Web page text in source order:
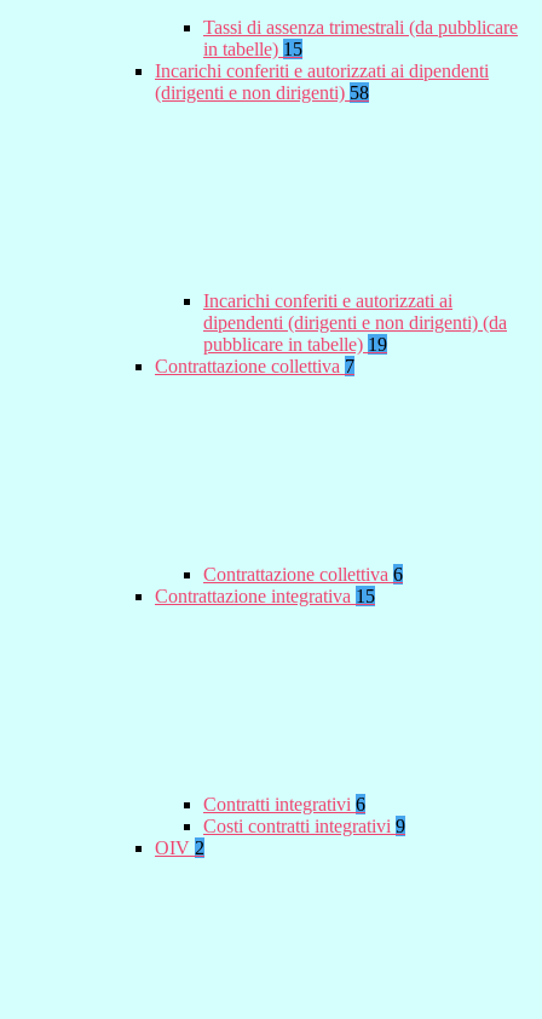
Tassi di assenza trimestrali (da pubblicare
in tabelle) 15
Incarichi conferiti e autorizzati ai dipendenti
(dirigenti e non dirigenti) 58
Incarichi conferiti e autorizzati ai
dipendenti (dirigenti e non dirigenti) (da
pubblicare in tabelle) 19
Contrattazione collettiva 7
Contrattazione collettiva 6
Contrattazione integrativa 15
Contratti integrativi 6
Costi contratti integrativi 9
OIV 2